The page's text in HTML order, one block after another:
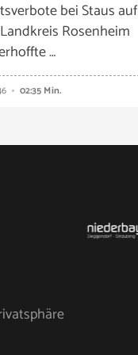
bei Staus auf
Rosenheim
…
02:35 Min.